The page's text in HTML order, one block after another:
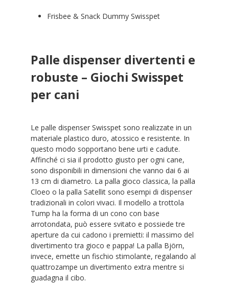
Frisbee & Snack Dummy Swisspet
Palle dispenser divertenti e
robuste – Giochi Swisspet
per cani
Le palle dispenser Swisspet sono realizzate in un
materiale plastico duro, atossico e resistente. In
questo modo sopportano bene urti e cadute.
Affinché ci sia il prodotto giusto per ogni cane,
sono disponibili in dimensioni che vanno dai 6 ai
13 cm di diametro. La palla gioco classica, la palla
Cloeo o la palla Satellit sono esempi di dispenser
tradizionali in colori vivaci. Il modello a trottola
Tump ha la forma di un cono con base
arrotondata, può essere svitato e possiede tre
aperture da cui cadono i premietti: il massimo del
divertimento tra gioco e pappa! La palla Björn,
invece, emette un fischio stimolante, regalando al
quattrozampe un divertimento extra mentre si
guadagna il cibo.